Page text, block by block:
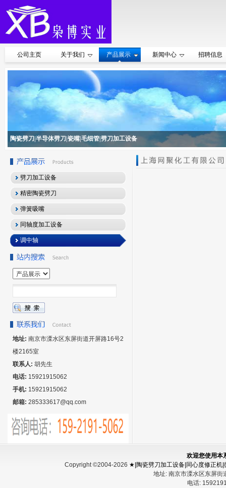
公司主页 关于我们 产品展示 新闻中心 招聘信息
陶瓷劈刀|半导体劈刀|瓷嘴|毛细管|劈刀加工设备
劈刀加工设备
精密陶瓷劈刀
弹簧吸嘴
同轴度加工设备
调中轴
地址: 南京市溧水区东屏街道开屏路16号2
楼2165室
联系人: 胡先生
电话: 15921915062
手机: 15921915062
邮箱: 285333617@qq.com
欢迎您使用本
Copyright ©2004-2026 ★|陶瓷劈刀加工设备|同心度修正机
地址: 南京市溧水区东屏
电话: